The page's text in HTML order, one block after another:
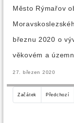
Město Rýmařov
březnu 2020 o
věkovém a
27. březen 2020
Začátek Předchozí